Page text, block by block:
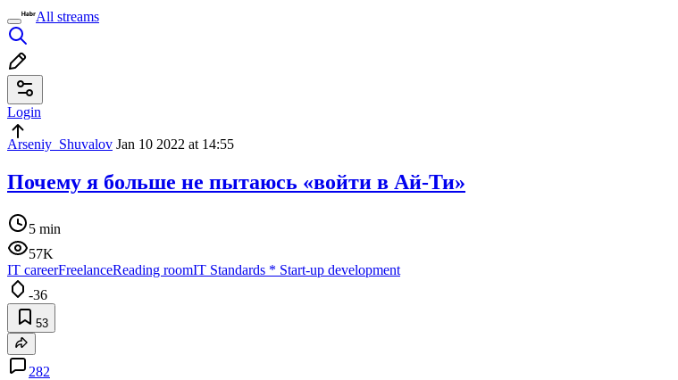
All streams
Login
Arseniy_Shuvalov Jan 10 2022 at 14:55
Почему я больше не пытаюсь «войти в Ай-Ти»
5 min
57K
IT careerFreelanceReading roomIT Standards * Start-up development
-36
53
282